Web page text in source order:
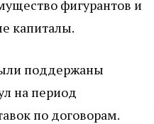
фигурантов и
капиталы.
поддержаны
на период
по договорам.